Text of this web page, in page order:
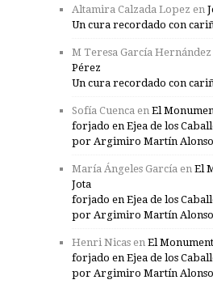
Altamira Calzada Lopez en
Un cura recordado con
M Teresa García Hernández
Pérez
Un cura recordado con
Sofía Cuenca en El
forjado en Ejea de los
por Argimiro Martín
María Ángeles García en El
Jota
forjado en Ejea de los
por Argimiro Martín
Henri Nicas en El
forjado en Ejea de los
por Argimiro Martín